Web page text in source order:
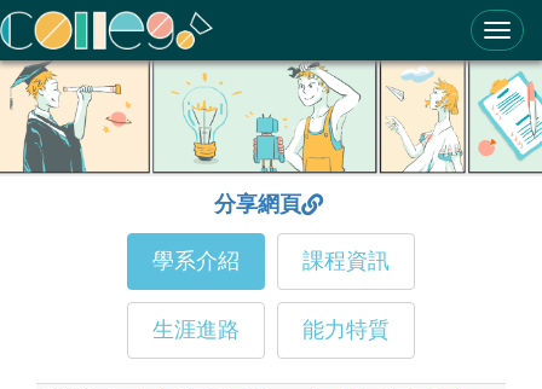
ColleGo! 大學選才與高中育才輔助系統
分享網頁
學系介紹 課程資訊
生涯進路 能力特質